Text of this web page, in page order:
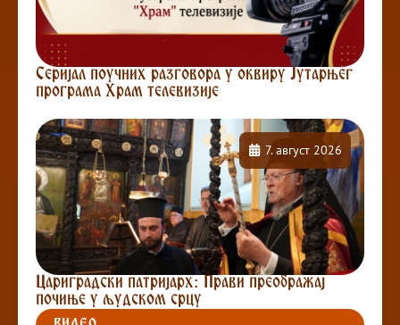
Серијал поучних разговора у оквиру Јутарњег
програма Храм телевизије
Цариградски патријарх: Прави преображај
почиње у људском срцу
7. август 2026